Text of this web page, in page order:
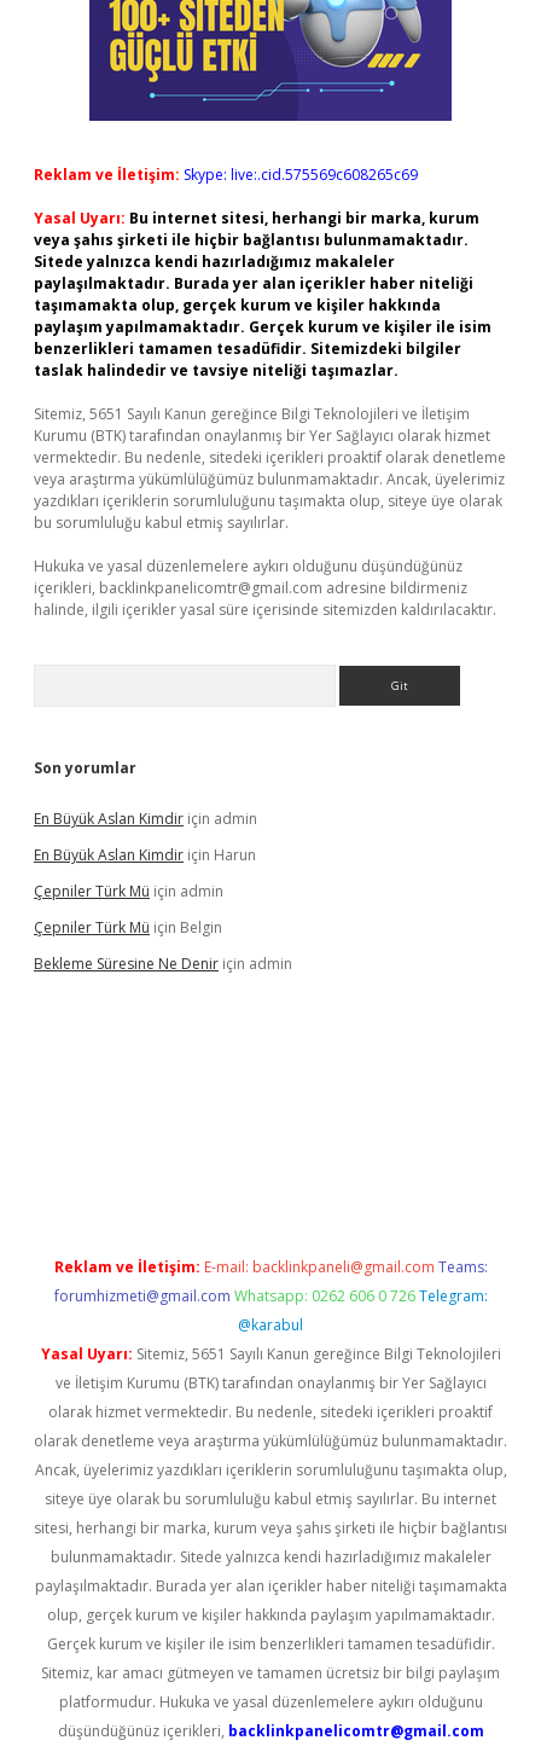
Reklam ve İletişim: Skype: live:.cid.575569c608265c69
Yasal Uyarı: Bu internet sitesi, herhangi bir marka, kurum
veya şahıs şirketi ile hiçbir bağlantısı bulunmamaktadır.
Sitede yalnızca kendi hazırladığımız makaleler
paylaşılmaktadır. Burada yer alan içerikler haber niteliği
taşımamakta olup, gerçek kurum ve kişiler hakkında
paylaşım yapılmamaktadır. Gerçek kurum ve kişiler ile isim
benzerlikleri tamamen tesadüfidir. Sitemizdeki bilgiler
taslak halindedir ve tavsiye niteliği taşımazlar.
Sitemiz, 5651 Sayılı Kanun gereğince Bilgi Teknolojileri ve İletişim
Kurumu (BTK) tarafından onaylanmış bir Yer Sağlayıcı olarak hizmet
vermektedir. Bu nedenle, sitedeki içerikleri proaktif olarak denetleme
veya araştırma yükümlülüğümüz bulunmamaktadır. Ancak, üyelerimiz
yazdıkları içeriklerin sorumluluğunu taşımakta olup, siteye üye olarak
bu sorumluluğu kabul etmiş sayılırlar.
Hukuka ve yasal düzenlemelere aykırı olduğunu düşündüğünüz
içerikleri, backlinkpanelicomtr@gmail.com adresine bildirmeniz
halinde, ilgili içerikler yasal süre içerisinde sitemizden kaldırılacaktır.
Son yorumlar
En Büyük Aslan Kimdir için admin
En Büyük Aslan Kimdir için Harun
Çepniler Türk Mü için admin
Çepniler Türk Mü için Belgin
Bekleme Süresine Ne Denir için admin
Reklam ve İletişim: E-mail: backlinkpaneli@gmail.com Teams:
forumhizmeti@gmail.com Whatsapp: 0262 606 0 726 Telegram:
@karabul
Yasal Uyarı: Sitemiz, 5651 Sayılı Kanun gereğince Bilgi Teknolojileri
ve İletişim Kurumu (BTK) tarafından onaylanmış bir Yer Sağlayıcı
olarak hizmet vermektedir. Bu nedenle, sitedeki içerikleri proaktif
olarak denetleme veya araştırma yükümlülüğümüz bulunmamaktadır.
Ancak, üyelerimiz yazdıkları içeriklerin sorumluluğunu taşımakta olup,
siteye üye olarak bu sorumluluğu kabul etmiş sayılırlar. Bu internet
sitesi, herhangi bir marka, kurum veya şahıs şirketi ile hiçbir bağlantısı
bulunmamaktadır. Sitede yalnızca kendi hazırladığımız makaleler
paylaşılmaktadır. Burada yer alan içerikler haber niteliği taşımamakta
olup, gerçek kurum ve kişiler hakkında paylaşım yapılmamaktadır.
Gerçek kurum ve kişiler ile isim benzerlikleri tamamen tesadüfidir.
Sitemiz, kar amacı gütmeyen ve tamamen ücretsiz bir bilgi paylaşım
platformudur. Hukuka ve yasal düzenlemelere aykırı olduğunu
düşündüğünüz içerikleri, backlinkpanelicomtr@gmail.com